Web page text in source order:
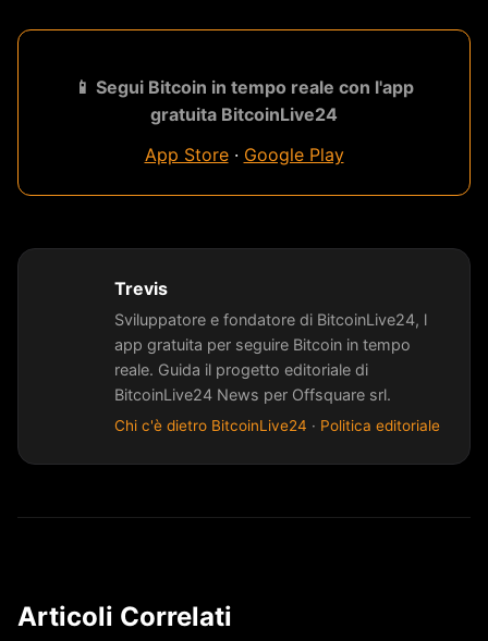
📱 Segui Bitcoin in tempo reale con l'app
gratuita BitcoinLive24
App Store· Google Play
Trevis
Sviluppatore e fondatore di BitcoinLive24, l
app gratuita per seguire Bitcoin in tempo
reale. Guida il progetto editoriale di
BitcoinLive24 News per Offsquare srl.
Chi c'è dietro BitcoinLive24 · Politica editoriale
Articoli Correlati